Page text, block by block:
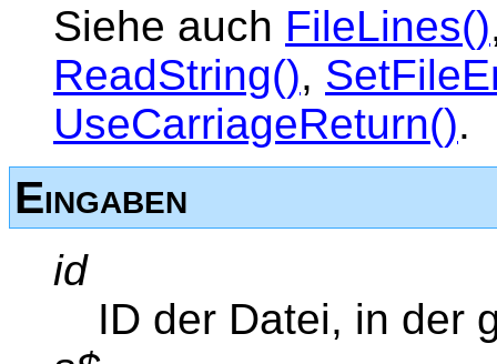
Siehe auch FileLines()
ReadString(),
UseCarriageReturn().
Eingaben
id
ID der Datei, in der